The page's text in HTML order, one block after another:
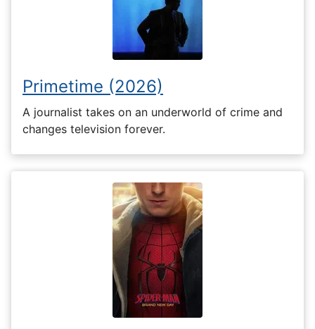
Primetime (2026)
A journalist takes on an underworld of crime and
changes television forever.